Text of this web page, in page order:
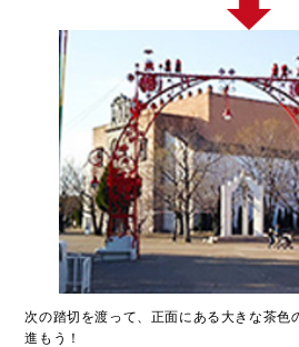
次の踏切を渡って、正面にある大きな茶色
進もう！